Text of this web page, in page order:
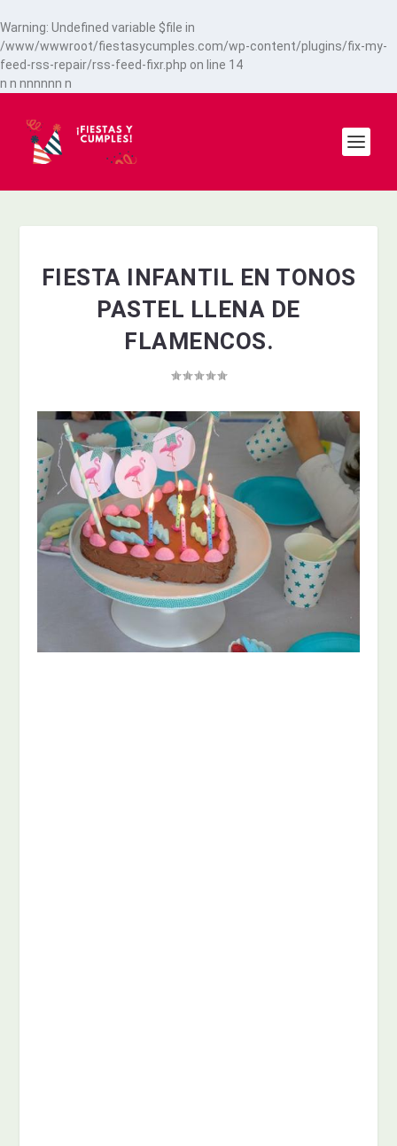
Warning: Undefined variable $file in
/www/wwwroot/fiestasycumples.com/wp-content/plugins/fix-my-
feed-rss-repair/rss-feed-fixr.php on line 14
n n nnnnnn n
FIESTA INFANTIL EN TONOS
PASTEL LLENA DE
FLAMENCOS.